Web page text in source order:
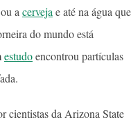
ou a cerveja e até na água que
do mundo está
estudoencontrou partículas
cientistas da Arizona State